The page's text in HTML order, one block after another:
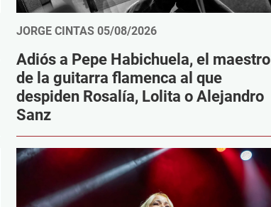
JORGE CINTAS 05/08/2026
Adiós a Pepe Habichuela, el maestro
de la guitarra flamenca al que
despiden Rosalía, Lolita o Alejandro
Sanz